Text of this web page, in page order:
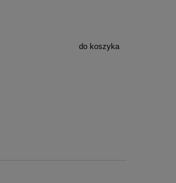
do koszyka